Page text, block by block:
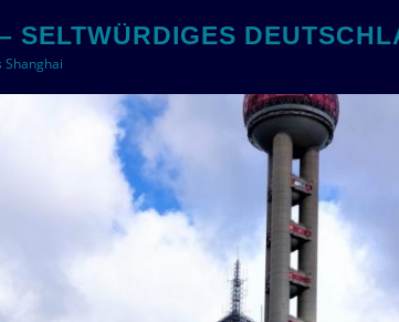
SELTWÜRDIGES
Shanghai